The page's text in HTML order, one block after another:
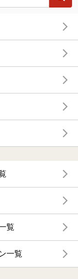
覧
一覧